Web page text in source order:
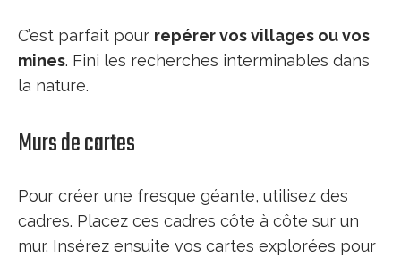
C’est parfait pour repérer vos villages ou vos
mines. Fini les recherches interminables dans
la nature.
Murs de cartes
Pour créer une fresque géante, utilisez des
cadres. Placez ces cadres côte à côte sur un
mur. Insérez ensuite vos cartes explorées pour